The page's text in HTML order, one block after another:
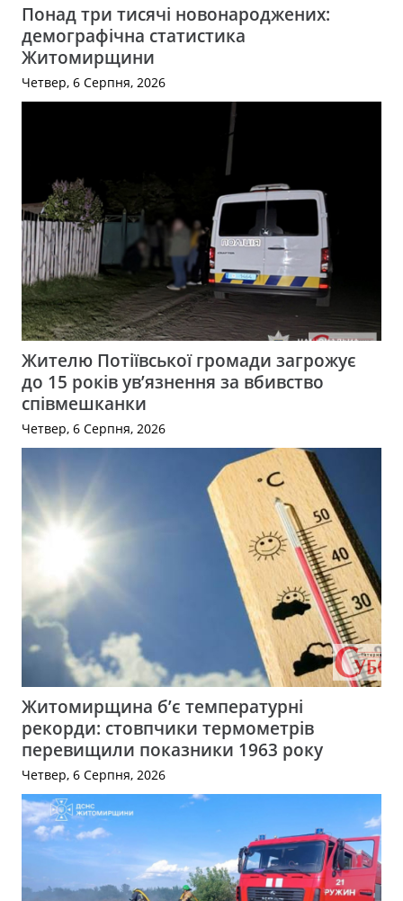
Понад три тисячі новонароджених:
демографічна статистика
Житомирщини
Четвер, 6 Серпня, 2026
Жителю Потіївської громади загрожує
до 15 років ув’язнення за вбивство
співмешканки
Четвер, 6 Серпня, 2026
Житомирщина б’є температурні
рекорди: стовпчики термометрів
перевищили показники 1963 року
Четвер, 6 Серпня, 2026